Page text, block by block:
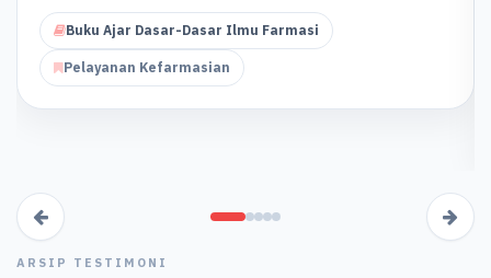
Buku Ajar Dasar-Dasar Ilmu Farmasi
Pelayanan Kefarmasian
ARSIP TESTIMONI